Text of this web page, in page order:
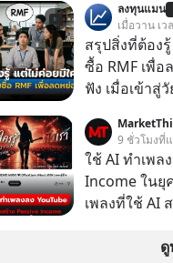
สวัสดิ์ จะพาทุ
รักษาใจของ
รอบข้างไปพร้อมกัน
บาทขึ้นไป ฟรี
ลงทุนแมน
เมื่อวาน เ
สรุปสิ่งที่ต้อง
ซื้อ RMF เพื่
ฟัง เมื่อเข้าสู่
เพราะนอกจา
โอกาสในการสร้
นักที่จะลงลึกว่า ถ้า
ควรดู ตรงไห
ควรรู้ข้อมูลอ
ต่
9 ชั่วโมงที่
ใช้ AI ทำเพล
Income ในยุ
เพลงที่ใช้ AI
ตอนนี้มียอดรั